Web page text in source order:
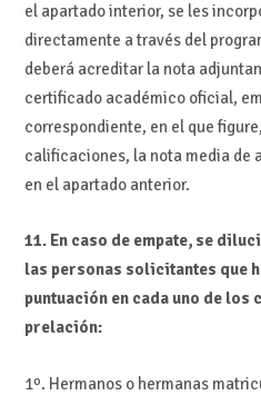
el apartado interior, se les
directamente a través del
deberá acreditar la nota
certificado académico oficial,
correspondiente, en el que
calificaciones, la nota media de
en el apartado anterior.
11. En caso de empate, se
las personas solicitantes que
puntuación en cada uno de
prelación:
1º. Hermanos o hermanas